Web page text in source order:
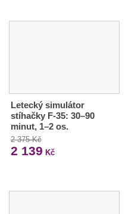
Letecký simulátor
stíhačky F-35: 30–90
minut, 1–2 os.
2 375 Kč
2 139 Kč